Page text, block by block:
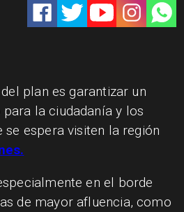
plan es garantizar un
la ciudadanía y los
se espera visiten la región
en el borde
de mayor afluencia, como